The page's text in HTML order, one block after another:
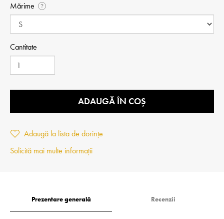
Mărime ?
Cantitate
ADAUGĂ ÎN COȘ
Adaugă la lista de dorințe
Solicită mai multe informații
Prezentare generală Recenzii